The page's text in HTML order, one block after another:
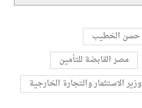
حسن الخطيب
مصر القابضة للتأمين
وزير الاستثمار والتجارة الخارجية